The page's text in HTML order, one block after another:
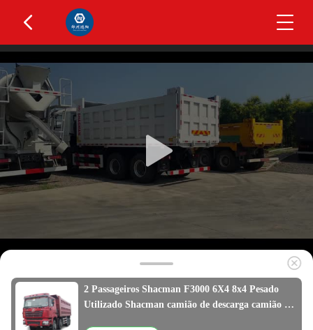
2 Passageiros Shacman F3000 6X4 8x4 Pesado
Utilizado Shacman camião de descarga camião de